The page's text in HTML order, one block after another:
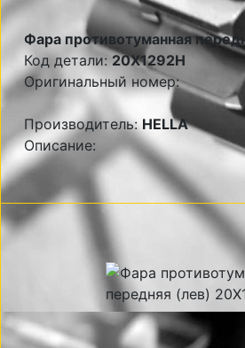
Фара противотуманная
Код детали: 20X1292H
Оригинальный номер:
Производитель:HELLA
Описание: